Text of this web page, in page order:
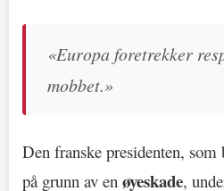
«Europa foretrekker
mobbet.»
Den franske presidenten,
på grunn av en øyeskade,